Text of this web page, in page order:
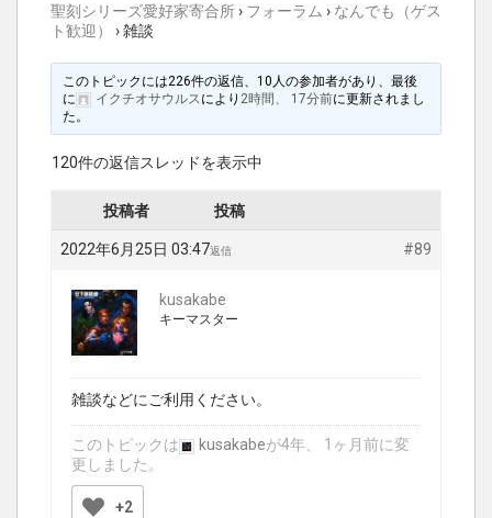
聖刻シリーズ愛好家寄合所› フォーラム › なんでも（ゲス
ト歓迎）
›雑談
このトピックには226件の返信、10人の参加者があり、最後
に
イクチオサウルスにより 2時間、 17分前に更新されまし
た。
120件の返信スレッドを表示中
投稿者 投稿
2022年6月25日 03:47 #89
返信
kusakabe
キーマスター
雑談などにご利用ください。
このトピックは kusakabeが4年、 1ヶ月前に変
更しました。
+2